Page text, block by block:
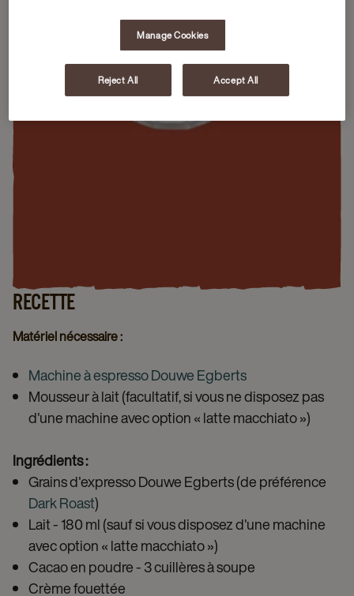
RECETTE
Matériel nécessaire :
Machine à espresso Douwe Egberts
Mousseur à lait (facultatif, si vous ne disposez pas
d'une machine avec option « latte macchiato »)
Ingrédients :
Grains d'expresso Douwe Egberts (de préférence
Dark Roast)
Lait - 180 ml (sauf si vous disposez d'une machine
avec option « latte macchiato »)
Cacao en poudre - 3 cuillères à soupe
Crème fouettée
Manage Cookies
Reject All Accept All